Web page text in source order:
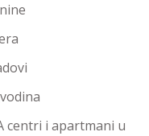
centri i apartmani u